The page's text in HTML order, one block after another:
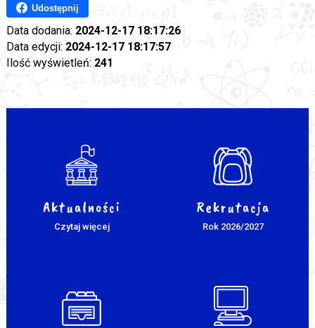
Udostępnij
Data dodania: 2024-12-17 18:17:26
Data edycji: 2024-12-17 18:17:57
Ilość wyświetleń: 241
Aktualności
Czytaj więcej
Rekrutacja
Rok 2026/2027